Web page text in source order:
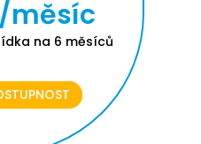
měsíc
na 6 měsíců